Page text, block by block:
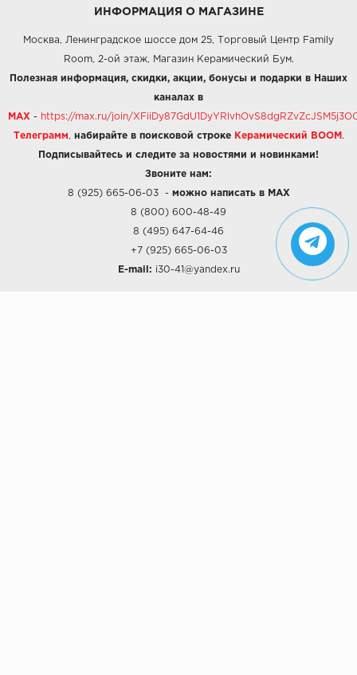
ИНФОРМАЦИЯ О МАГАЗИНЕ
Москва, Ленинградское шоссе дом 25, Торговый Центр Family
Room, 2-ой этаж, Магазин Керамический Бум.
Полезная информация, скидки, акции, бонусы и подарки в Наших
каналах в
MAX - https://max.ru/join/
Телеграмм набирайте в поисковой строке Керамический BOOM .
Подписывайтесь и следите за новостями и новинками!
Звоните нам:
8 (925) 665-06-03- можно написать в MAX
8 (800) 600-48-49
8 (495) 647-64-46
+7 (925) 665-06-03
E-mail: i30-41@yandex.ru